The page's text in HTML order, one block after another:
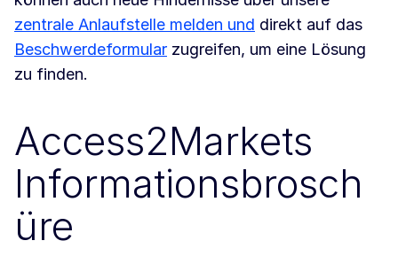
zentrale Anlaufstelle melden und direkt auf das
Beschwerdeformular zugreifen, um eine Lösung
zu finden.
Access2Markets
Informationsbrosch
üre